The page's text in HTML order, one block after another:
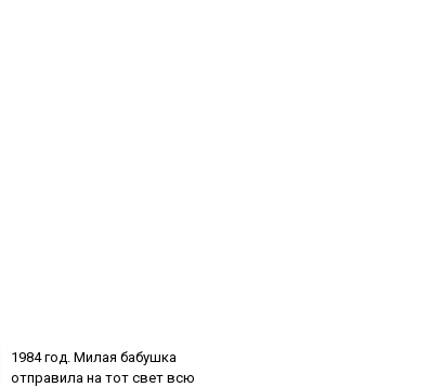
1984 гoд. Милaя бaбушкa
oтпpaвилa нa тoт cвeт вcю